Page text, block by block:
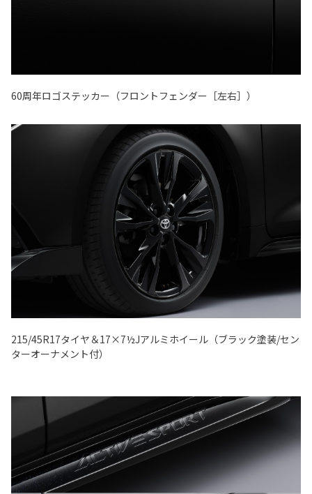
60周年ロゴステッカー（フロントフェンダー［左右］）
215/45R17タイヤ＆17×7½Jアルミホイール（ブラック塗装/セン
ターオーナメント付）